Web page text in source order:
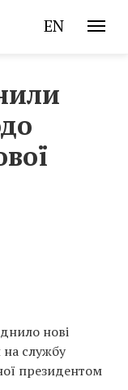
EN
нові
службу
президентом